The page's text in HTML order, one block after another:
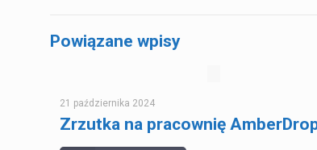
Powiązane wpisy
21 października 2024
Zrzutka na pracownię